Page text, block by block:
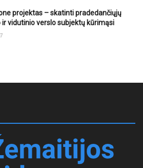
projektas – skatinti pradedančiųjų
ir vidutinio verslo subjektų kūrimąsi